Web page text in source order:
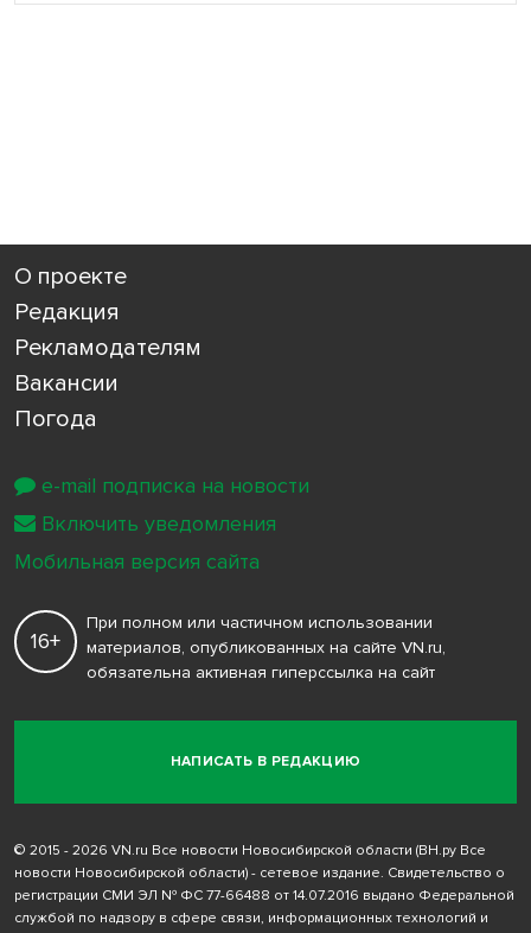
О проекте
Редакция
Рекламодателям
Вакансии
Погода
НАПИСАТЬ В РЕДАКЦИЮ
16+
При полном или частичном использовании
материалов, опубликованных на сайте VN.ru,
обязательна активная гиперссылка на сайт
© 2015 - 2026 VN.ru Все новости Новосибирской области (ВН.ру Все
новости Новосибирской области) - сетевое издание. Свидетельство о
регистрации СМИ ЭЛ № ФС 77-66488 от 14.07.2016 выдано Федеральной
службой по надзору в сфере связи, информационных технологий и
e-mail подписка на новости
Включить уведомления
Мобильная версия сайта